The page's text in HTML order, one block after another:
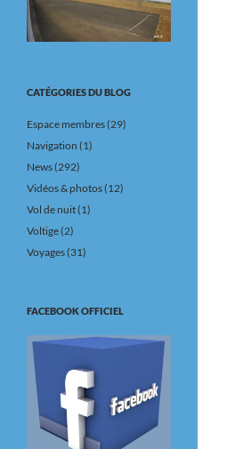
CATÉGORIES DU BLOG
Espace membres(29)
Navigation (1)
News(292)
Vidéos & photos(12)
Vol de nuit(1)
Voltige(2)
Voyages(31)
FACEBOOK OFFICIEL